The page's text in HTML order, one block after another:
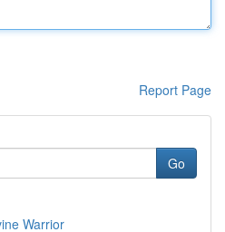
Report Page
Go
Warrior